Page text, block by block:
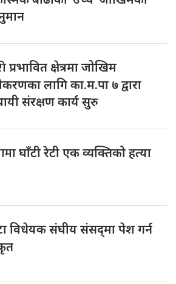
प्रभावित क्षेत्रमा जोखिम
लागि का.म.पा ७ द्वारा
संरक्षण कार्य सुरु
घाँटी रेटी एक व्यक्तिको हत्या
विधेयक संघीय संसद्‌मा पेश गर्न